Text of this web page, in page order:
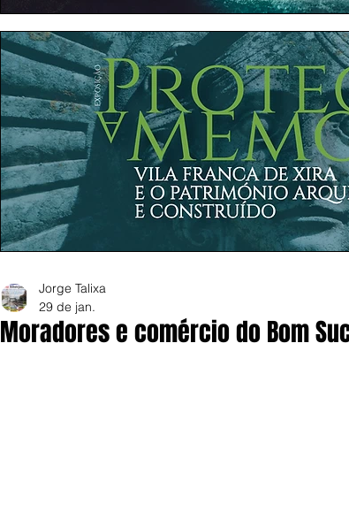
Moradores e comércio do Bom
Jorge Talixa
29 de jan.